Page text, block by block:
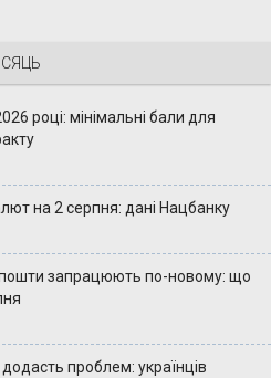
році: мінімальні бали для
на 2 серпня: дані Нацбанку
пошти запрацюють по-новому: що
проблем: українців